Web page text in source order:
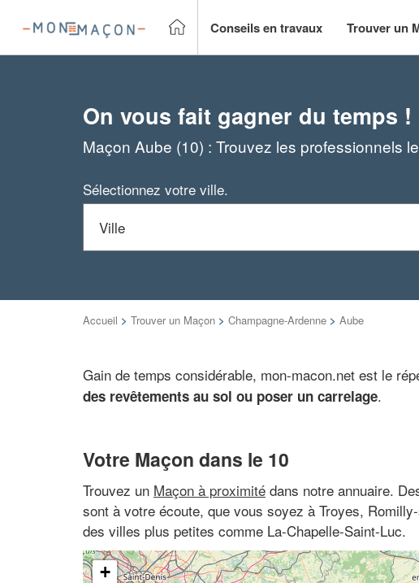
Conseils en travaux Trouver un
On vous fait gagner du temps !
Maçon Aube (10) : Trouvez les professionnels
Sélectionnez votre ville.
Accueil > Trouver un Maçon > Champagne-Ardenne > Aube
Gain de temps considérable, mon-macon.net est le
des revêtements au sol ou poser un carrelage.
Votre Maçon dans le 10
Trouvez un Maçon à proximité dans notre annuaire.
sont à votre écoute, que vous soyez à Troyes,
des villes plus petites comme La-Chapelle-Saint-Luc.
+